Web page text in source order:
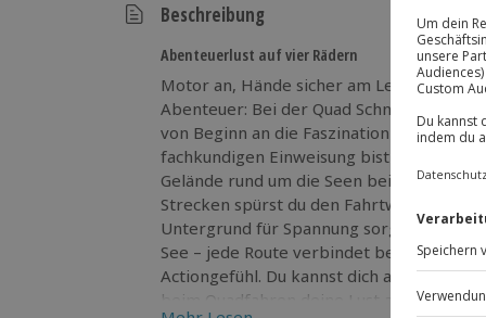
Beschreibung
Abenteuerlust auf vier Rädern
Motor an, Hände sicher am Lenker und
Abenteuer: Bei der Quad Schnuppertour
von Beginn an die Faszination des
fachkundigen Einweisung bist du
Gelände rund um die Seen bei
Strecken spürst du den Fahrtwind und
Untergrund für Spannung sorgt. Ob am
See – jede Route verbindet
Actiongefühl. Du kannst dich auspowern,
beim Quadfahren deine Lust auf das